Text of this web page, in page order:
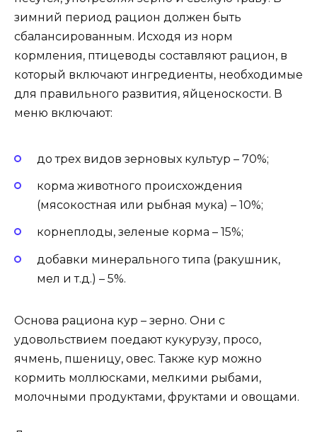
зимний период рацион должен быть
сбалансированным. Исходя из норм
кормления, птицеводы составляют рацион, в
который включают ингредиенты, необходимые
для правильного развития, яйценоскости. В
меню включают:
до трех видов зерновых культур – 70%;
корма животного происхождения
(мясокостная или рыбная мука) – 10%;
корнеплоды, зеленые корма – 15%;
добавки минерального типа (ракушник,
мел и т.д.) – 5%.
Основа рациона кур – зерно. Они с
удовольствием поедают кукурузу, просо,
ячмень, пшеницу, овес. Также кур можно
кормить моллюсками, мелкими рыбами,
молочными продуктами, фруктами и овощами.